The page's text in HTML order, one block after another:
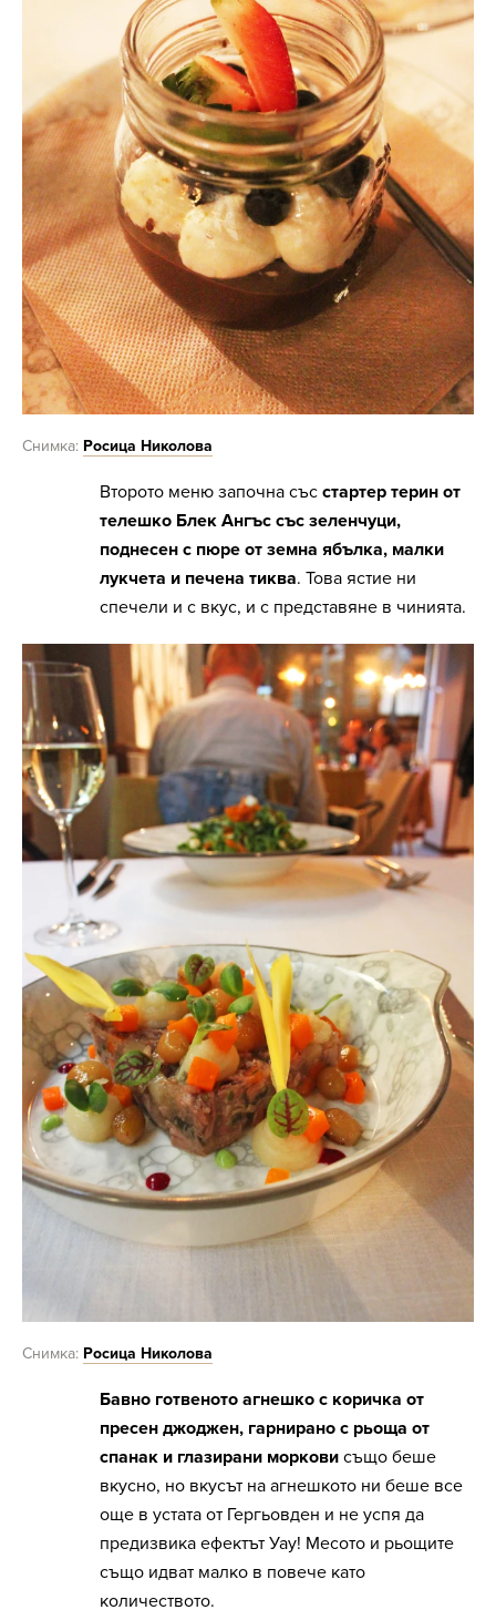
Снимка: Росица Николова
Второто меню започна със стартер терин от
телешко Блек Ангъс със зеленчуци,
поднесен с пюре от земна ябълка, малки
лукчета и печена тиква. Това ястие ни
спечели и с вкус, и с представяне в чинията.
Снимка: Росица Николова
Бавно готвеното агнешко с коричка от
пресен джоджен, гарнирано с рьоща от
спанак и глазирани моркови също беше
вкусно, но вкусът на агнешкото ни беше все
още в устата от Гергьовден и не успя да
предизвика ефектът Уау! Месото и рьощите
също идват малко в повече като
количеството.